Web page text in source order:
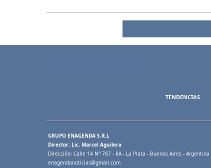
TENDENCIAS
GRUPO ENAGENDA S.R.L
Director: Lic. Marcel Aguilera
Dirección: Calle 14 N° 787 - 8A - La Plata - Buenos Aires - Argentina
enagendanoticias@gmail.com